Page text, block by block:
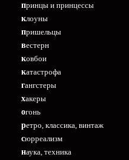
принцы и принцессы
клоуны
пришельцы
вестерн
ковбои
катастрофа
гангстеры
хакеры
огонь
ретро, классика, винтаж
сюрреализм
наука, техника